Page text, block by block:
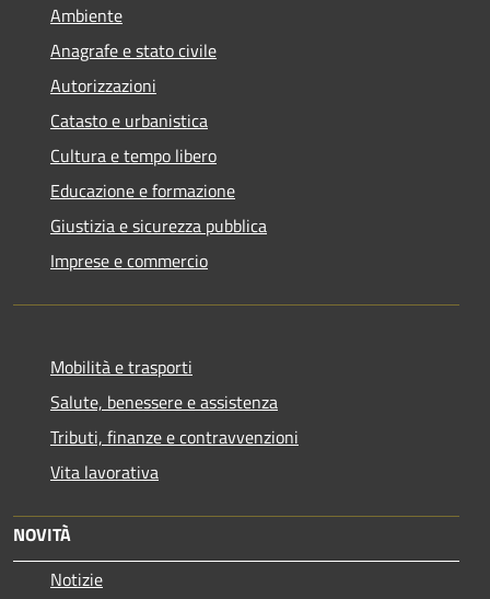
Ambiente
Anagrafe e stato civile
Autorizzazioni
Catasto e urbanistica
Cultura e tempo libero
Educazione e formazione
Giustizia e sicurezza pubblica
Imprese e commercio
Mobilità e trasporti
Salute, benessere e assistenza
Tributi, finanze e contravvenzioni
Vita lavorativa
NOVITÀ
Notizie